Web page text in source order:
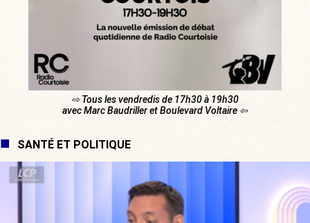
⇨ Tous les vendredis de 17h30 à 19h30
avec Marc Baudriller et Boulevard Voltaire ⇦
SANTÉ ET POLITIQUE